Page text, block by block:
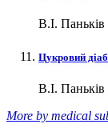
В.І. Паньків
Цукровий
В.І. Паньків
More by medical